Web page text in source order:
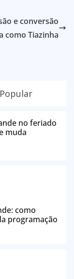
e conversão
como Tiazinha
Popular
no feriado
muda
como
programação